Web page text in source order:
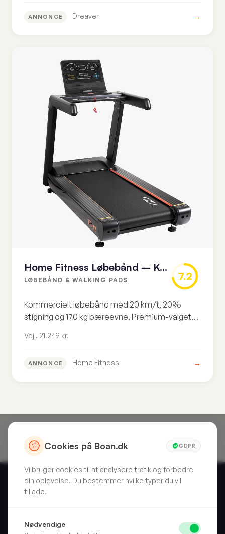
ANNONCE Dreaver →
Home Fitness Løbebånd – Kommerciel kvalitet
LØBEBÅND & WALKING PADS 7.2
Kommercielt løbebånd med 20 km/t, 20%
stigning og 170 kg bæreevne. Premium-valget
hjemme til vejl. 21.249 kr.
Vejl. 21.249 kr.
ANNONCE Home Fitness →
Cookies på Boan.dk GDPR
Vi bruger cookies til at analysere trafik og forbedre
din oplevelse. Du bestemmer hvilke typer du vil
tillade.
Nødvendige
Skarpt valg. Hver gang. Vi anmelder forbrugerprodukter, så